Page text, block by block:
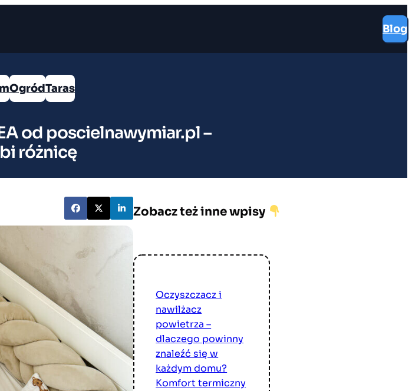
Blog
OgródTaras
od poscielnawymiar.pl –
różnicę
Zobacz też inne wpisy
Oczyszczacz i
nawilżacz
powietrza –
dlaczego powinny
znaleźć się w
każdym domu?
Komfort termiczny